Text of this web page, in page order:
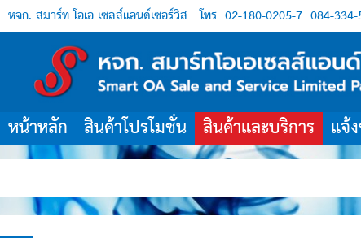
หจก. สมาร์ท โอเอ เซลส์แอนด์เซอร์วิส โทร 02-180-0205-7 084-
หน้าหลัก สินค้าโปรโมชั่น สินค้าและบริการ แจ้